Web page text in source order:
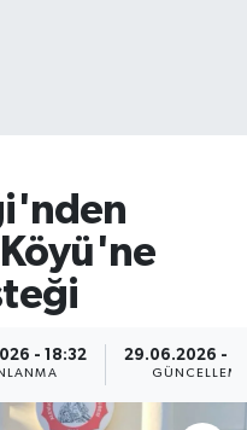
Köyü'ne
- 18:32 29.06.2026 -